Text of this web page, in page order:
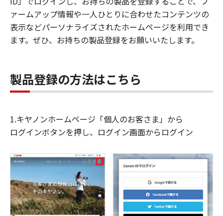
ァームアップ情報や一人ひとりに合わせたコンテンツの
表示などパーソナライズされたホームページを利用でき
ます。ぜひ、お持ちの製品登録をお願いいたします。
製品登録の方法はこちら
1.キヤノンホームページ「個人のお客さま」から
ログインボタンを押し、ログイン画面からログイン